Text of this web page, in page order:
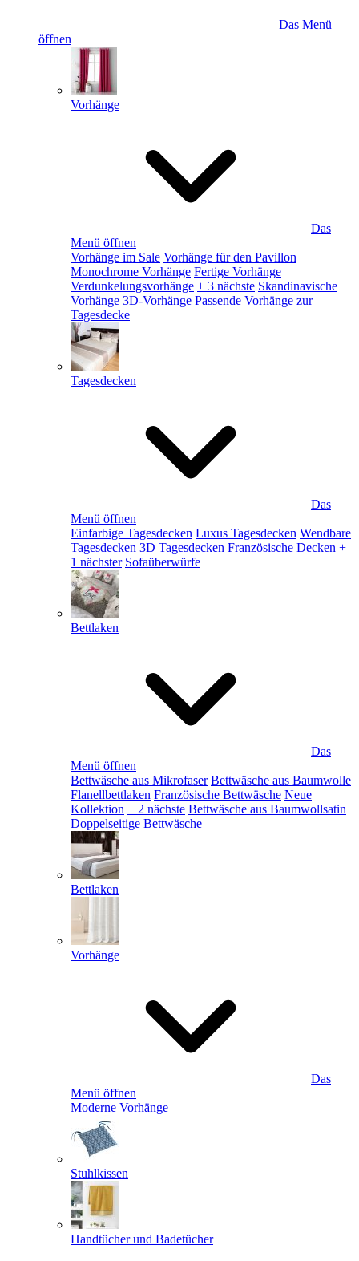
Das Menü
öffnen
Vorhänge
Das
Menü öffnen
Vorhänge im Sale Vorhänge für den Pavillon
Monochrome Vorhänge Fertige Vorhänge
Verdunkelungsvorhänge + 3 nächste Skandinavische
Vorhänge 3D-Vorhänge Passende Vorhänge zur
Tagesdecke
Tagesdecken
Das
Menü öffnen
Einfarbige Tagesdecken Luxus Tagesdecken Wendbare
Tagesdecken 3D Tagesdecken Französische Decken +
1 nächster Sofaüberwürfe
Bettlaken
Das
Menü öffnen
Bettwäsche aus Mikrofaser Bettwäsche aus Baumwolle
Flanellbettlaken Französische Bettwäsche Neue
Kollektion + 2 nächste Bettwäsche aus Baumwollsatin
Doppelseitige Bettwäsche
Bettlaken
Vorhänge
Das
Menü öffnen
Moderne Vorhänge
Stuhlkissen
Handtücher und Badetücher